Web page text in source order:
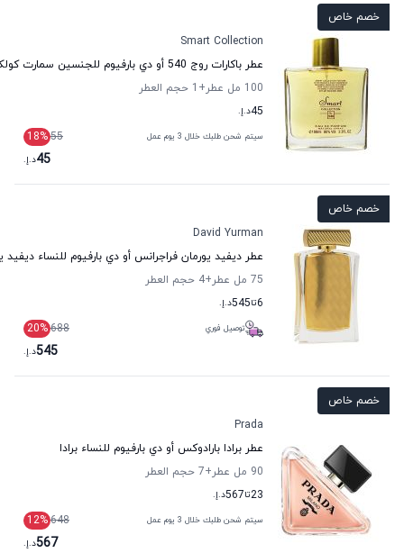
خصم خاص
Smart Collection
عطر باكارات روج 540 أو دي بارفيوم للجنسين سمارت كولكشن
100 مل عطر
+1
حجم العطر
45د.إ.
سيتم شحن طلبك خلال 3 يوم عمل 55
18%
45د.إ.
خصم خاص
David Yurman
عطر ديفيد يورمان فراجرانس أو دي بارفيوم للنساء ديفيد
75 مل عطر
+4
حجم العطر
6تا545د.إ.
توصيل فوري 688
20%
545د.إ.
خصم خاص
Prada
عطر برادا بارادوكس أو دي بارفيوم للنساء برادا
90 مل عطر
+7
حجم العطر
23تا567د.إ.
سيتم شحن طلبك خلال 3 يوم عمل 648
12%
567د.إ.